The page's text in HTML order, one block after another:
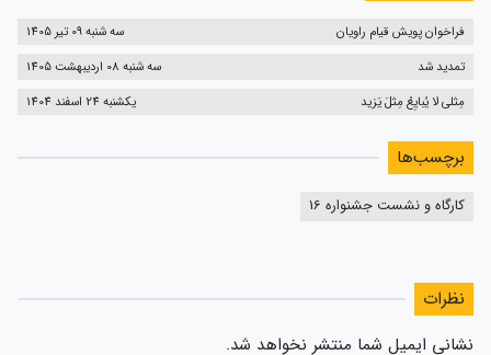
فراخوان پویش قیام راویان
سه شنبه 09 تیر 1405
تمدید شد
سه شنبه 08 اردیبهشت 1405
مِثلی لا یُبایِعُ مِثلَ یَزید
یکشنبه 24 اسفند 1404
برچسب‌ها
کارگاه و نشست جشنواره 16
نظرات
نشانی ایمیل شما منتشر نخواهد شد.